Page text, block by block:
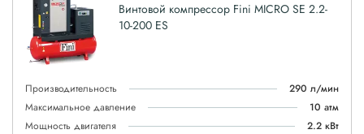
Винтовой компрессор Fini MICRO SE 2.2-
10-200 ES
Производительность
290 л/мин
Максимальное давление
10 атм
Мощность двигателя
2.2 кВт